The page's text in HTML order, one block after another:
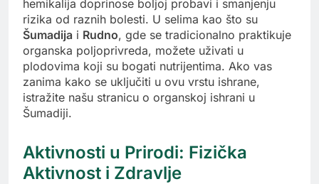
hemikalija doprinose boljoj probavi i smanjenju
rizika od raznih bolesti. U selima kao što su
Šumadija i Rudno, gde se tradicionalno praktikuje
organska poljoprivreda, možete uživati u
plodovima koji su bogati nutrijentima. Ako vas
zanima kako se uključiti u ovu vrstu ishrane,
istražite našu stranicu o organskoj ishrani u
Šumadiji.
Aktivnosti u Prirodi: Fizička
Aktivnost i Zdravlje